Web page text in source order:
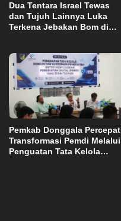
Dua Tentara Israel Tewas
dan Tujuh Lainnya Luka
Terkena Jebakan Bom di
Pemkab Donggala Percepat
Transformasi Pemdi Melalui
Penguatan Tata Kelola